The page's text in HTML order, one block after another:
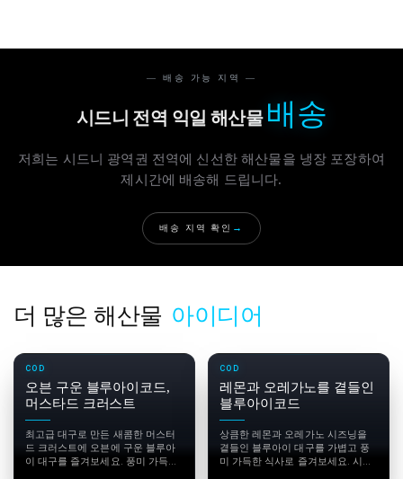
— 배송 가능 지역 —
시드니 전역 익일 해산물 배송
저희는 시드니 광역권 전역에 신선한 해산물을 냉장 포장하여
제시간에 배송해 드립니다.
배송 지역 확인 →
더 많은 해산물 아이디어
COD
오븐 구운 블루아이코드,
머스타드 크러스트
최고급 대구로 만든 새콤한 머스터
드 크러스트에 오븐에 구운 블루아
이 대구를 즐겨보세요. 풍미 가득한
COD
레몬과 오레가노를 곁들인
블루아이코드
상큼한 레몬과 오레가노 시즈닝을
곁들인 블루아이 대구를 가볍고 풍
미 가득한 식사로 즐겨보세요. 시드